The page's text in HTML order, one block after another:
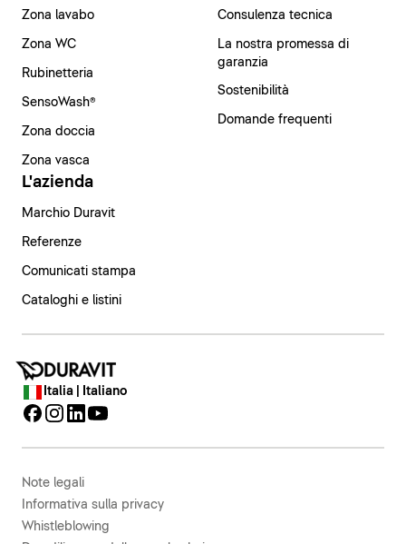
Zona lavabo
Zona WC
Rubinetteria
SensoWash®
Zona doccia
Zona vasca
Consulenza tecnica
La nostra promessa di
garanzia
Sostenibilità
Domande frequenti
L'azienda
Marchio Duravit
Referenze
Comunicati stampa
Cataloghi e listini
Italia | Italiano
Note legali
Informativa sulla privacy
Whistleblowing